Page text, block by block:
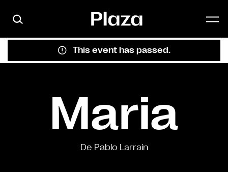
This event has passed.
Maria
De Pablo Larraín